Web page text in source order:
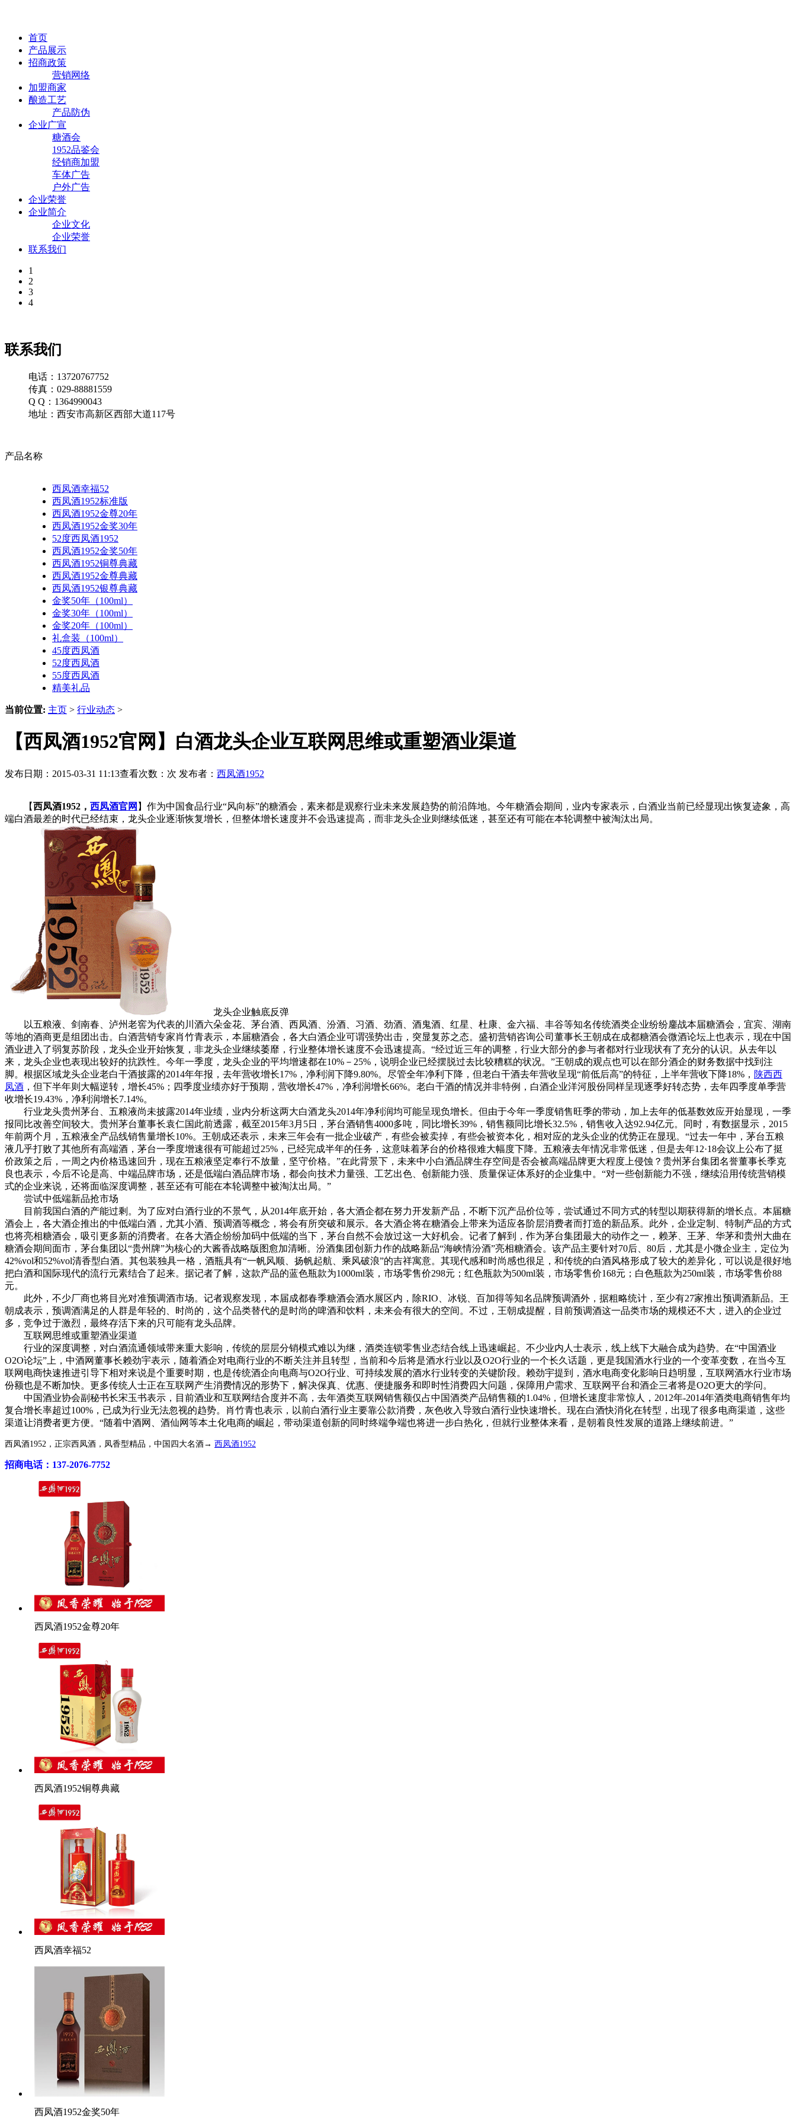
首页
产品展示
招商政策
营销网络
加盟商家
酿造工艺
产品防伪
企业广宣
糖酒会
1952品鉴会
经销商加盟
车体广告
户外广告
企业荣誉
企业简介
企业文化
企业荣誉
联系我们
1
2
3
4
联系我们
电话：13720767752
传真：029-88881559
Q Q：1364990043
地址：西安市高新区西部大道117号
产品名称
西凤酒幸福52
西凤酒1952标准版
西凤酒1952金尊20年
西凤酒1952金奖30年
52度西凤酒1952
西凤酒1952金奖50年
西凤酒1952铜尊典藏
西凤酒1952金尊典藏
西凤酒1952银尊典藏
金奖50年（100ml）
金奖30年（100ml）
金奖20年（100ml）
礼盒装（100ml）
45度西凤酒
52度西凤酒
55度西凤酒
精美礼品
当前位置: 主页 > 行业动态 >
【西凤酒1952官网】白酒龙头企业互联网思维或重塑酒业渠道
发布日期：2015-03-31 11:13查看次数： 次 发布者： 西凤酒1952
【西凤酒1952， 西凤酒官网 】作为中国食品行业“风向标”的糖酒会，素来都是观察行业未来发展趋势的前沿阵地。今年糖酒会期间，业内专家表示，白酒业当前已经显现出恢复迹象，高
端白酒最差的时代已经结束，龙头企业逐渐恢复增长，但整体增长速度并不会迅速提高，而非龙头企业则继续低迷，甚至还有可能在本轮调整中被淘汰出局。
龙头企业触底反弹
以五粮液、剑南春、泸州老窖为代表的川酒六朵金花、茅台酒、西凤酒、汾酒、习酒、劲酒、酒鬼酒、红星、杜康、金六福、丰谷等知名传统酒类企业纷纷鏖战本届糖酒会，宜宾、湖南
等地的酒商更是组团出击。白酒营销专家肖竹青表示，本届糖酒会，各大白酒企业可谓强势出击，突显复苏之态。盛初营销咨询公司董事长王朝成在成都糖酒会微酒论坛上也表示，现在中国
酒业进入了弱复苏阶段，龙头企业开始恢复，非龙头企业继续萎靡，行业整体增长速度不会迅速提高。“经过近三年的调整，行业大部分的参与者都对行业现状有了充分的认识。从去年以
来，龙头企业也表现出较好的抗跌性。今年一季度，龙头企业的平均增速都在10%－25%，说明企业已经摆脱过去比较糟糕的状况。”王朝成的观点也可以在部分酒企的财务数据中找到注
脚。根据区域龙头企业老白干酒披露的2014年年报，去年营收增长17%，净利润下降9.80%。尽管全年净利下降，但老白干酒去年营收呈现“前低后高”的特征，上半年营收下降18%， 陕西西
凤酒 ，但下半年则大幅逆转，增长45%；四季度业绩亦好于预期，营收增长47%，净利润增长66%。老白干酒的情况并非特例，白酒企业洋河股份同样呈现逐季好转态势，去年四季度单季营
收增长19.43%，净利润增长7.14%。
行业龙头贵州茅台、五粮液尚未披露2014年业绩，业内分析这两大白酒龙头2014年净利润均可能呈现负增长。但由于今年一季度销售旺季的带动，加上去年的低基数效应开始显现，一季
报同比改善空间较大。贵州茅台董事长袁仁国此前透露，截至2015年3月5日，茅台酒销售4000多吨，同比增长39%，销售额同比增长32.5%，销售收入达92.94亿元。同时，有数据显示，2015
年前两个月，五粮液全产品线销售量增长10%。王朝成还表示，未来三年会有一批企业破产，有些会被卖掉，有些会被资本化，相对应的龙头企业的优势正在显现。“过去一年中，茅台五粮
液几乎打败了其他所有高端酒，茅台一季度增速很有可能超过25%，已经完成半年的任务，这意味着茅台的价格很难大幅度下降。五粮液去年情况非常低迷，但是去年12·18会议上公布了挺
价政策之后，一周之内价格迅速回升，现在五粮液坚定奉行不放量，坚守价格。”在此背景下，未来中小白酒品牌生存空间是否会被高端品牌更大程度上侵蚀？贵州茅台集团名誉董事长季克
良也表示，今后不论是高、中端品牌市场，还是低端白酒品牌市场，都会向技术力量强、工艺出色、创新能力强、质量保证体系好的企业集中。“对一些创新能力不强，继续沿用传统营销模
式的企业来说，还将面临深度调整，甚至还有可能在本轮调整中被淘汰出局。”
尝试中低端新品抢市场
目前我国白酒的产能过剩。为了应对白酒行业的不景气，从2014年底开始，各大酒企都在努力开发新产品，不断下沉产品价位等，尝试通过不同方式的转型以期获得新的增长点。本届糖
酒会上，各大酒企推出的中低端白酒，尤其小酒、预调酒等概念，将会有所突破和展示。各大酒企将在糖酒会上带来为适应各阶层消费者而打造的新品系。此外，企业定制、特制产品的方式
也将亮相糖酒会，吸引更多新的消费者。在各大酒企纷纷加码中低端的当下，茅台自然不会放过这一大好机会。记者了解到，作为茅台集团最大的动作之一，赖茅、王茅、华茅和贵州大曲在
糖酒会期间面市，茅台集团以“贵州牌”为核心的大酱香战略版图愈加清晰。汾酒集团创新力作的战略新品“海峡情汾酒”亮相糖酒会。该产品主要针对70后、80后，尤其是小微企业主，定位为
42%vol和52%vol清香型白酒。其包装独具一格，酒瓶具有“一帆风顺、扬帆起航、乘风破浪”的吉祥寓意。其现代感和时尚感也很足，和传统的白酒风格形成了较大的差异化，可以说是很好地
把白酒和国际现代的流行元素结合了起来。据记者了解，这款产品的蓝色瓶款为1000ml装，市场零售价298元；红色瓶款为500ml装，市场零售价168元；白色瓶款为250ml装，市场零售价88
元。
此外，不少厂商也将目光对准预调酒市场。记者观察发现，本届成都春季糖酒会酒水展区内，除RIO、冰锐、百加得等知名品牌预调酒外，据粗略统计，至少有27家推出预调酒新品。王
朝成表示，预调酒满足的人群是年轻的、时尚的，这个品类替代的是时尚的啤酒和饮料，未来会有很大的空间。不过，王朝成提醒，目前预调酒这一品类市场的规模还不大，进入的企业过
多，竞争过于激烈，最终存活下来的只可能有龙头品牌。
互联网思维或重塑酒业渠道
行业的深度调整，对白酒流通领域带来重大影响，传统的层层分销模式难以为继，酒类连锁零售业态结合线上迅速崛起。不少业内人士表示，线上线下大融合成为趋势。在“中国酒业
O2O论坛”上，中酒网董事长赖劲宇表示，随着酒企对电商行业的不断关注并且转型，当前和今后将是酒水行业以及O2O行业的一个长久话题，更是我国酒水行业的一个变革变数，在当今互
联网电商快速推进引导下相对来说是个重要时期，也是传统酒企向电商与O2O行业、可持续发展的酒水行业转变的关键阶段。赖劲宇提到，酒水电商变化影响日趋明显，互联网酒水行业市场
份额也是不断加快。更多传统人士正在互联网产生消费情况的形势下，解决保真、优惠、便捷服务和即时性消费四大问题，保障用户需求、互联网平台和酒企三者将是O2O更大的学问。
中国酒业协会副秘书长宋玉书表示，目前酒业和互联网结合度并不高，去年酒类互联网销售额仅占中国酒类产品销售额的1.04%，但增长速度非常惊人，2012年-2014年酒类电商销售年均
复合增长率超过100%，已成为行业无法忽视的趋势。肖竹青也表示，以前白酒行业主要靠公款消费，灰色收入导致白酒行业快速增长。现在白酒快消化在转型，出现了很多电商渠道，这些
渠道让消费者更方便。“随着中酒网、酒仙网等本土化电商的崛起，带动渠道创新的同时终端争端也将进一步白热化，但就行业整体来看，是朝着良性发展的道路上继续前进。”
西凤酒1952，正宗西凤酒，凤香型精品，中国四大名酒→ 西凤酒1952
招商电话：137-2076-7752
西凤酒1952金尊20年
西凤酒1952铜尊典藏
西凤酒幸福52
西凤酒1952金奖50年